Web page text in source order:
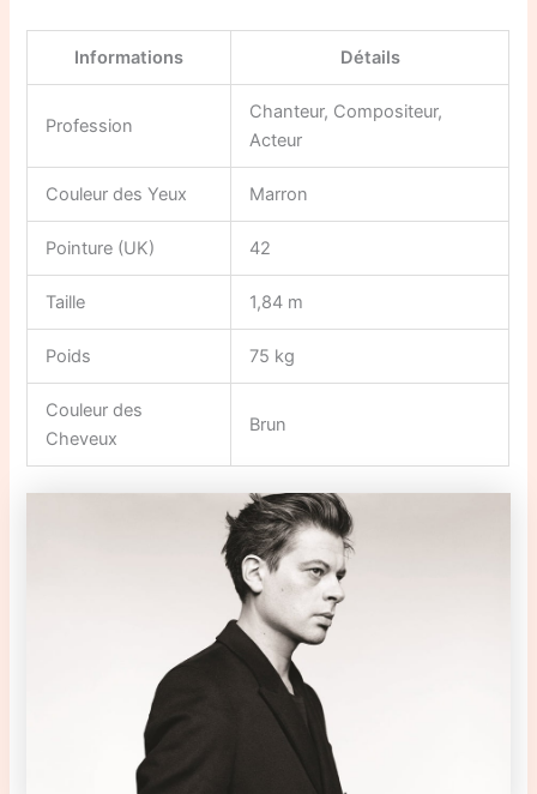
Informations Détails
Profession
Chanteur, Compositeur,
Acteur
Couleur des Yeux Marron
Pointure (UK) 42
Taille 1,84 m
Poids 75 kg
Couleur des
Cheveux
Brun